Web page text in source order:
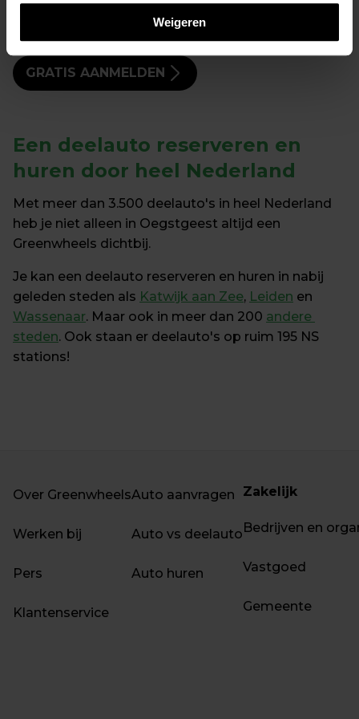
Weigeren
GRATIS AANMELDEN
Een deelauto reserveren en
huren door heel Nederland
Met meer dan 3.500 deelauto's in heel Nederland
heb je niet alleen in Oegstgeest altijd een
Greenwheels dichtbij.
Je kan een deelauto reserveren en huren in nabij
geleden steden als Katwijk aan Zee, Leiden
Wassenaar. Maar ook in meer dan 200 andere
steden. Ook staan er deelauto's op ruim 195 NS
stations!
Over Greenwheels
Werken bij
Pers
Klantenservice
Auto aanvragen
Auto vs deelauto
Auto huren
Zakelijk
Bedrijven en
Vastgoed
Gemeente